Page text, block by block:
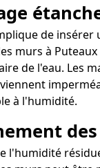
de insérer
murs à
de l'eau. Les
à l'humidité.
l'humidité